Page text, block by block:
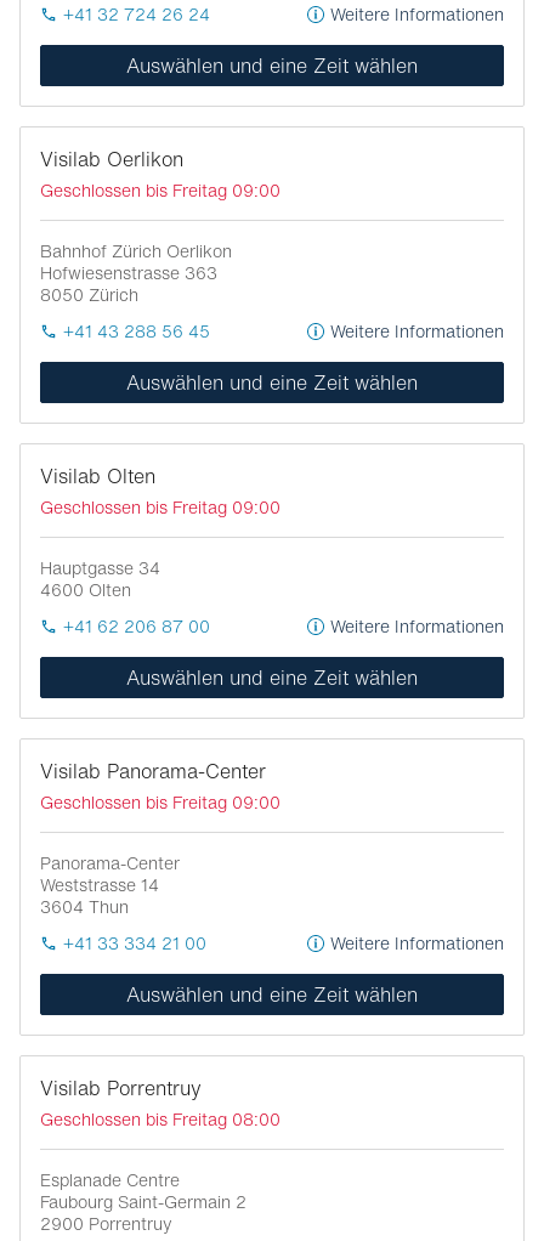
+41 32 724 26 24
Weitere Informationen
Auswählen und eine Zeit wählen
Visilab Oerlikon
Geschlossen bis Freitag 09:00
Bahnhof Zürich Oerlikon
Hofwiesenstrasse 363
8050 Zürich
+41 43 288 56 45
Weitere Informationen
Auswählen und eine Zeit wählen
Visilab Olten
Geschlossen bis Freitag 09:00
Hauptgasse 34
4600 Olten
+41 62 206 87 00
Weitere Informationen
Auswählen und eine Zeit wählen
Visilab Panorama-Center
Geschlossen bis Freitag 09:00
Panorama-Center
Weststrasse 14
3604 Thun
+41 33 334 21 00
Weitere Informationen
Auswählen und eine Zeit wählen
Visilab Porrentruy
Geschlossen bis Freitag 08:00
Esplanade Centre
Faubourg Saint-Germain 2
2900 Porrentruy